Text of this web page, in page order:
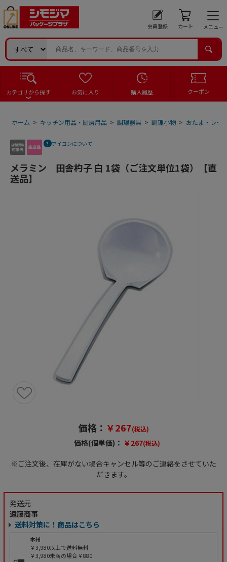
会員登録 カート メニュー
カテゴリから探す お気に入り 購入履歴 クーポン
ホーム > キッチン用品・厨房用品 > 調理器具 > 調理小物 > おたま・レー
アイコンについて
メラミン 田舎杓子 白 1袋（ご注文単位1袋）【直
送品】
価格： ￥267(税込)
価格(個単価)： ￥267(税込)
※ご注文後、在庫がない場合キャンセル等のご連絡をさせていた
だきます。
発送元
遠藤商事
送料対策に！商品はこちら
本州
￥3,980以上で送料無料
￥3,980未満の場合￥880